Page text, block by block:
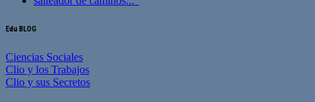
Edu BLOG
Ciencias Sociales
Clio y los Trabajos
Clio y sus Secretos